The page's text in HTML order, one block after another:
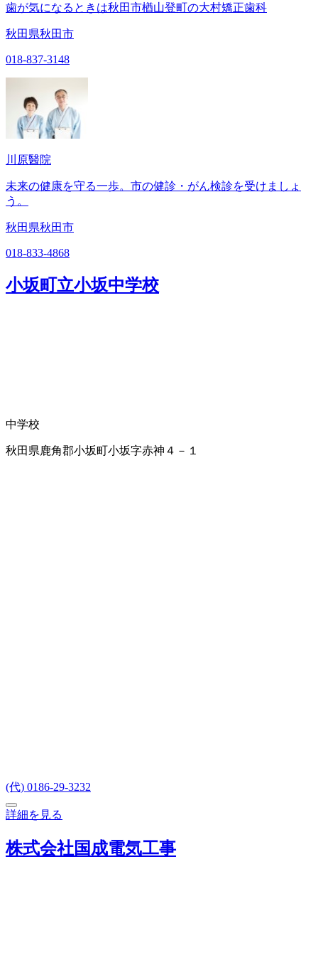
歯が気になるときは秋田市楢山登町の大村矯正歯科
秋田県秋田市
018-837-3148
川原醫院
未来の健康を守る一歩。市の健診・がん検診を受けましょ
う。
秋田県秋田市
018-833-4868
小坂町立小坂中学校
中学校
秋田県鹿角郡小坂町小坂字赤神４－１
(代) 0186-29-3232
詳細を見る
株式会社国成電気工事